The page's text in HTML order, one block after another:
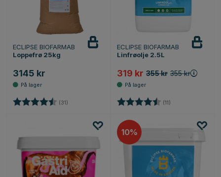
ECLIPSE BIOFARMAB
Loppefrø 25kg
3145 kr
Karakter: (31)
ECLIPSE BIOFARMAB
Linfrøolje 2.5L
319 kr 355 kr 355 kr
Karakter: (11)
10%